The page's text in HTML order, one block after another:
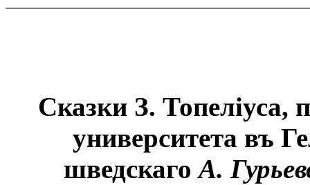
Сказки З. Топеліуса,
университета въ
шведскагоА.